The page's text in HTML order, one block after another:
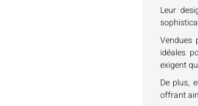
Leur
Vendues
idéales
exigent
De plus,
offrant